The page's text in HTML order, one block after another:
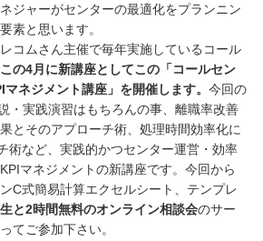
ジャーがセンターの最適化をプランニン
素と思います。
コムさん主催で毎年実施しているコール
この4月に新講座としてこの「コールセン
ネジメント講座」を開催します。 今回の
・実践演習はもちろんの事、離職率改善
とそのアプローチ術、処理時間効率化に
術など、実践的かつセンター運営・効率
マネジメントの新講座です。今回から
C式簡易計算エクセルシート、テンプレ
と2時間無料のオンライン相談会のサー
てご参加下さい。